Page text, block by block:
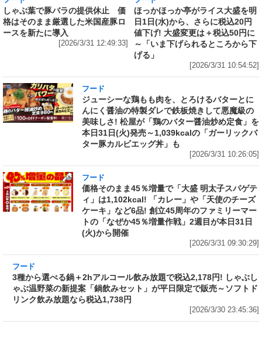
しゃぶ葉で豚バラの提供休止 価
格はそのまま厳選した米国産豚ロ
ースを新たに導入
[2026/3/31 12:49:33]
ほっかほっか亭がライス大盛を明
日1日(水)から、さらに税込20円
値下げ! 大盛変更は＋税込50円に
～「いま下げられるところから下
げる」
[2026/3/31 10:54:52]
フード
ジューシーな鶏もも肉を、とろけるバターとに
んにく醤油の特製ダレで鉄板焼きして悪魔級の
美味しさ! 松屋が「鶏のバター醤油炒め定食」を
本日31日(火)発売～1,039kcalの「ガーリックバ
ター豚カルビエッグ丼」も
[2026/3/31 10:26:05]
フード
価格そのまま45％増量で「大盛 明太子スパゲテ
ィ」は1,102kcal! 「カレー」や「天使のチーズ
ケーキ」など6品! 創立45周年のファミリーマー
トの「なぜか45％増量作戦」2週目が本日31日
(火)から開催
[2026/3/31 09:30:29]
3種から選べる鍋＋2hアルコール飲み放題で税
込2,178円! しゃぶしゃぶ温野菜の新提案「鍋飲
みセット」が平日限定で販売～ソフトドリンク
[2026/3/30 23:45:36]